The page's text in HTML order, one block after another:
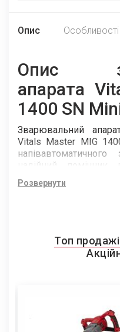
Опис Особливості
Опис
апарата
1400 SN
Зварювальний
Vitals Master MIG
надійний помічник
виробництві. Апарат
будівництві, на
Розвернути
Топ